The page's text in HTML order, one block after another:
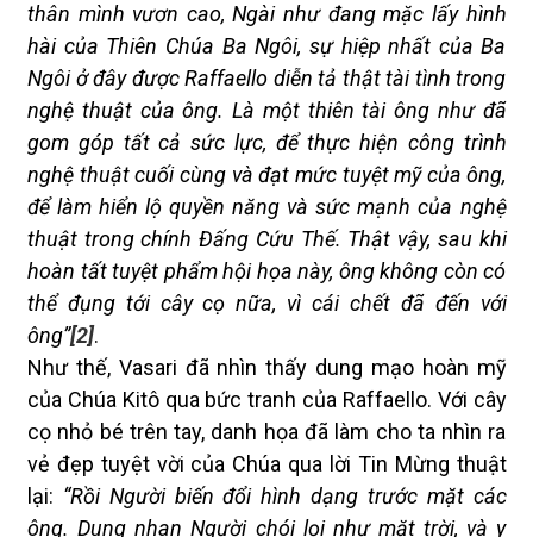
thân mình vươn cao, Ngài như đang mặc lấy hình
hài của Thiên Chúa Ba Ngôi, sự hiệp nhất của Ba
Ngôi ở đây được Raffaello diễn tả thật tài tình trong
nghệ thuật của ông. Là một thiên tài ông như đã
gom góp tất cả sức lực, để thực hiện công trình
nghệ thuật cuối cùng và đạt mức tuyệt mỹ của ông,
để làm hiển lộ quyền năng và sức mạnh của nghệ
thuật trong chính Đấng Cứu Thế. Thật vậy, sau khi
hoàn tất tuyệt phẩm hội họa này, ông không còn có
thể đụng tới cây cọ nữa, vì cái chết đã đến với
ông”[2].
Như thế, Vasari đã nhìn thấy dung mạo hoàn mỹ
của Chúa Kitô qua bức tranh của Raffaello. Với cây
cọ nhỏ bé trên tay, danh họa đã làm cho ta nhìn ra
vẻ đẹp tuyệt vời của Chúa qua lời Tin Mừng thuật
lại: “Rồi Người biến đổi hình dạng trước mặt các
ông. Dung nhan Người chói lọi như mặt trời, và y